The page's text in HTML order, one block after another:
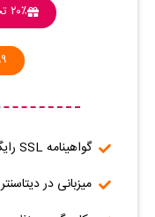
۲۰٪ تخفیف ویژه پرداخت سالیانه
۹۹۹
گواهینامه SSL رایگان
میزبانی در